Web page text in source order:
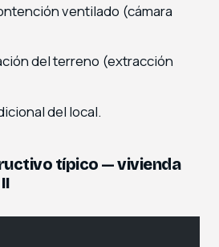
ventilado (cámara
del terreno (extracción
del local.
típico — vivienda